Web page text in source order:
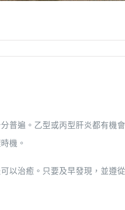
普遍。乙型或丙型肝炎都有機
機。
以治癒。只要及早發現，並遵